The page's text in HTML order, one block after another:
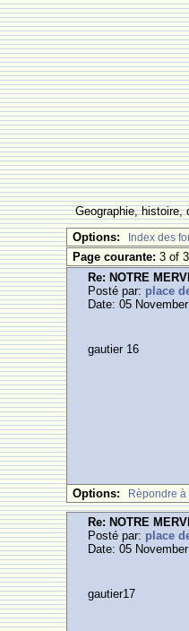
Geographie,
Options: Index des
Page courante:3 of 3
Re: NOTRE
Posté par: place
Date: 05
gautier 16
Options: Rèpondre
Re: NOTRE
Posté par: place
Date: 05
gautier17